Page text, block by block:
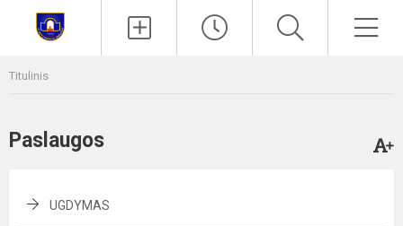
Titulinis
Paslaugos
UGDYMAS